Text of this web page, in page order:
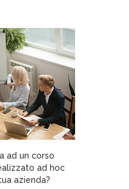
ad un corso
ad hoc
azienda?